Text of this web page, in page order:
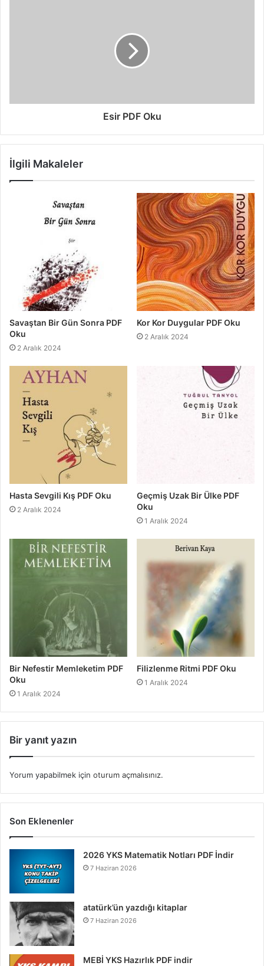
Esir PDF Oku
İlgili Makaleler
Savaştan Bir Gün Sonra PDF
Oku
2 Aralık 2024
Kor Kor Duygular PDF Oku
2 Aralık 2024
Hasta Sevgili Kış PDF Oku
2 Aralık 2024
Geçmiş Uzak Bir Ülke PDF
Oku
1 Aralık 2024
Bir Nefestir Memleketim PDF
Oku
1 Aralık 2024
Filizlenme Ritmi PDF Oku
1 Aralık 2024
Bir yanıt yazın
Yorum yapabilmek için oturum açmalısınız.
Son Eklenenler
2026 YKS Matematik Notları PDF İndir
7 Haziran 2026
atatürk’ün yazdığı kitaplar
7 Haziran 2026
MEBİ YKS Hazırlık PDF indir